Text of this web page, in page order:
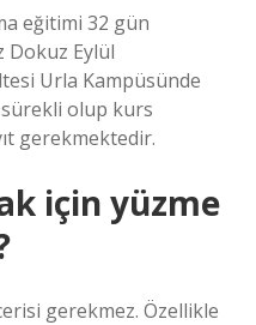
eğitimi 32 gün
Eylül
Urla Kampüsünde
olup kurs
gerekmektedir.
için yüzme
gerekmez. Özellikle